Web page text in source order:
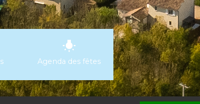
wb_incandescent
Agenda des fêtes